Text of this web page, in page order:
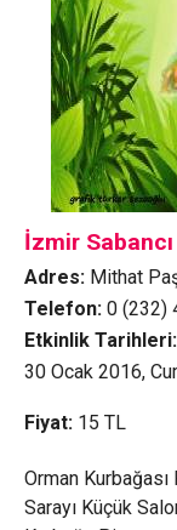
İzmir
Adres: Mithat
Telefon: 0 (232)
Etkinlik Tarihleri:
30 Ocak 2016,
Fiyat: 15 TL
Orman Kurbağası
Sarayı Küçük